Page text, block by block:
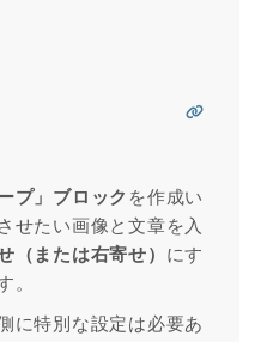
プ」ブロック を作成い
せたい画像と文章を入
（または右寄せ） にす
に特別な設定は必要あ